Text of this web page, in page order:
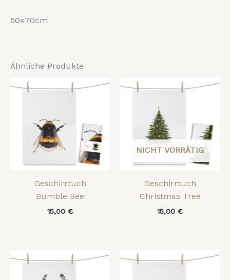
50x70cm
Ähnliche Produkte
Geschirrtuch
Bumble Bee
15,00 €
NICHT VORRÄTIG
Geschirrtuch
Christmas Tree
15,00 €